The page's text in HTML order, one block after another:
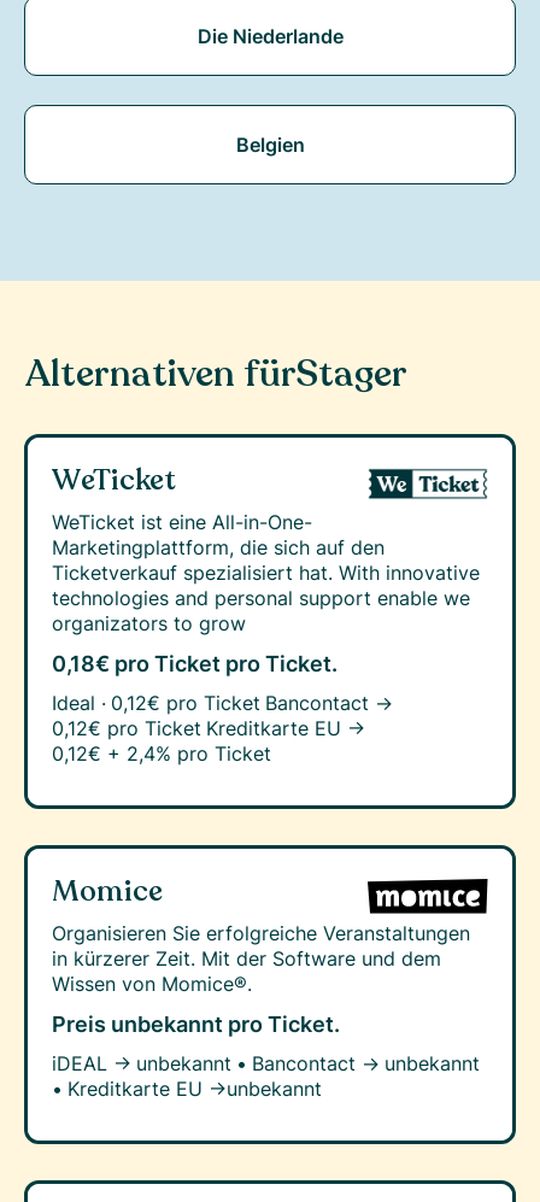
Die Niederlande
Belgien
Alternativen fürStager
WeTicket
WeTicket ist eine All-in-One-
Marketingplattform, die sich auf den
Ticketverkauf spezialisiert hat. With innovative
technologies and personal support enable we
organizators to grow
0,18€ pro Ticket pro Ticket.
Ideal · 0,12€ pro Ticket Bancontact →
0,12€ pro Ticket Kreditkarte EU →
0,12€ + 2,4% pro Ticket
Momice
Organisieren Sie erfolgreiche Veranstaltungen
in kürzerer Zeit. Mit der Software und dem
Wissen von Momice®.
Preis unbekannt pro Ticket.
iDEAL → unbekannt • Bancontact → unbekannt
• Kreditkarte EU →unbekannt